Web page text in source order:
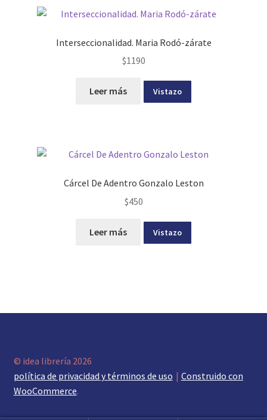
Interseccionalidad. Maria Rodó-zárate
$1190
Leer más Vistazo
Cárcel De Adentro Gonzalo Leston
$450
Leer más Vistazo
© idea librería 2026
política de privacidad y términos de uso
Construido con
WooCommerce.